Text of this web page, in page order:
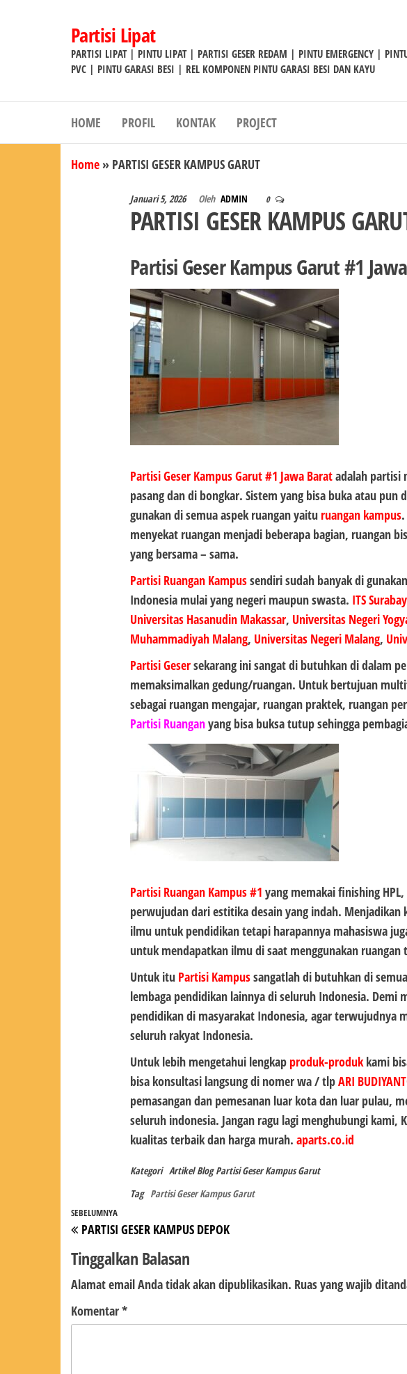
Partisi Lipat
PARTISI LIPAT | PINTU LIPAT | PARTISI GESER REDAM | PINTU EMERGENCY |
PVC | PINTU GARASI BESI | REL KOMPONEN PINTU GARASI BESI DAN KAYU
HOME PROFIL KONTAK PROJECT
Home » PARTISI GESER KAMPUS GARUT
Januari 5, 2026 Oleh ADMIN 0
PARTISI GESER KAMPUS
Partisi Geser Kampus Garut #1
Partisi Geser Kampus Garut #1 Jawa Baratadalah partisi
pasang dan di bongkar. Sistem yang bisa buka atau pun
gunakan di semua aspek ruangan yaitu ruangan kampus.
menyekat ruangan menjadi beberapa bagian, ruangan
yang bersama – sama.
Partisi Ruangan Kampussendiri sudah banyak di
Indonesia mulai yang negeri maupun swasta. ITS
Universitas Hasanudin Makassar, Universitas Negeri
Muhammadiyah Malang, Universitas Negeri Malang,
Partisi Gesersekarang ini sangat di butuhkan di dalam
memaksimalkan gedung/ruangan. Untuk bertujuan
sebagai ruangan mengajar, ruangan praktek, ruangan
Partisi Ruanganyang bisa buksa tutup sehingga
Partisi Ruangan Kampus #1 yang memakai finishing
perwujudan dari estitika desain yang indah.
ilmu untuk pendidikan tetapi harapannya mahasiswa
untuk mendapatkan ilmu di saat menggunakan ruangan
Untuk itu Partisi Kampussangatlah di butuhkan di
lembaga pendidikan lainnya di seluruh Indonesia.
pendidikan di masyarakat Indonesia, agar terwujudnya
seluruh rakyat Indonesia.
Untuk lebih mengetahui lengkap produk-produkkami
bisa konsultasi langsung di nomer wa / tlpARI
pemasangan dan pemesanan luar kota dan luar pulau,
seluruh indonesia. Jangan ragu lagi menghubungi kami,
kualitas terbaik dan harga murah. aparts.co.id
Kategori Artikel Blog Partisi Geser Kampus Garut
Tag Partisi Geser Kampus Garut
Navigasi
pos
Pos
Sebelumnya
SEBELUMNYA
PARTISI GESER KAMPUS DEPOK
Tinggalkan Balasan
Alamat email Anda tidak akan dipublikasikan. Ruas yang wajib
Komentar*